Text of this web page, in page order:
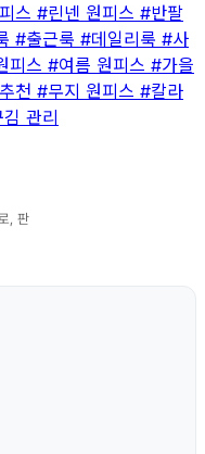
스 #린넨 원피스 #반팔
#출근룩 #데일리룩 #사
피스 #여름 원피스 #가을
천 #무지 원피스 #칼라
관리